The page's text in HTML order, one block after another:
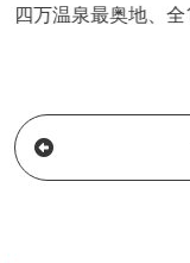
四万温泉最奥地、全